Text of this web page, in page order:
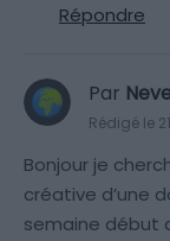
Répondre
Par
Rédigé le
Bonjour je
créative d’une
semaine début